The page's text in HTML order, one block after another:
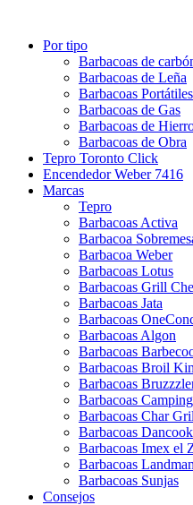
Por tipo
Barbacoas de
Barbacoas de Leña
Barbacoas Portátiles
Barbacoas de Gas
Barbacoas de
Barbacoas de Obra
Tepro Toronto Click
Encendedor Weber 7416
Marcas
Tepro
Barbacoas Activa
Barbacoa
Barbacoa Weber
Barbacoas Lotus
Barbacoas Grill
Barbacoas Jata
Barbacoas
Barbacoas Algon
Barbacoas
Barbacoas Broil
Barbacoas
Barbacoas
Barbacoas Char
Barbacoas Dancook
Barbacoas Imex el
Barbacoas
Barbacoas Sunjas
Consejos